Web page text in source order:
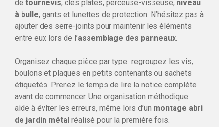
de tournevis, clés plates, perceuse-visseuse, niveau
à bulle, gants et lunettes de protection. N’hésitez pas à
ajouter des serre-joints pour maintenir les éléments
entre eux lors de l’assemblage des panneaux.
Organisez chaque pièce par type : regroupez les vis,
boulons et plaques en petits contenants ou sachets
étiquetés. Prenez le temps de lire la notice complète
avant de commencer. Une organisation méthodique
aide à éviter les erreurs, même lors d’un montage abri
de jardin métal réalisé pour la première fois.